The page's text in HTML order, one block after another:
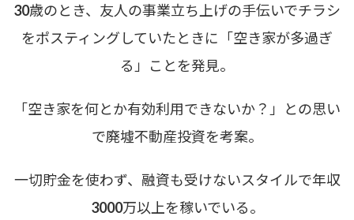
30歳のとき、友人の事業立ち上げの手伝いでチラシ
をポスティングしていたときに「空き家が多過ぎ
る」ことを発見。
「空き家を何とか有効利用できないか？」との思い
で廃墟不動産投資を考案。
一切貯金を使わず、融資も受けないスタイルで年収
3000万以上を稼いでいる。